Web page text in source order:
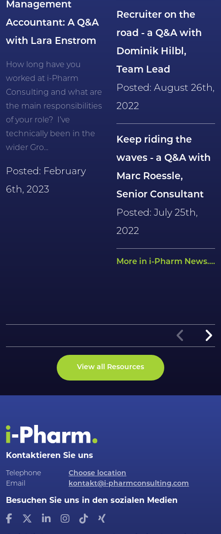
Management
Accountant: A Q&A
with Lara Enstrom
How long have you
worked at i-Pharm
Consulting and what are
the main responsibilities
of your role? I’ve
technically been in the
wider Gro...
Posted: February
6th, 2023
Recruiter on the
road - a Q&A with
Dominik Hilbl,
Team Lead
Posted: August 26th,
2022
Keep riding the
waves - a Q&A with
Marc Roessle,
Senior Consultant
Posted: July 25th,
2022
More in i-Pharm News....
View all Resources
Kontaktieren Sie uns
Telephone
Choose location
Email
kontakt@i-pharmconsulting.com
Besuchen Sie uns in den sozialen Medien